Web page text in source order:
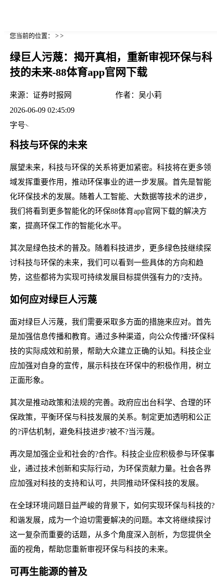
您当前的位置： > >
绿巨人污蔑：揭开真相，重新审视环保与科
技的未来-88体育app官网下载
来源： 证券时报网 作者： 吴小莉
2026-06-09 02:45:09
字号
科技与环保的未来
展望未来，科技与环保的关系将更加紧密。科技将在更多领
域发挥重要作用，推动环保事业的进一步发展。首先是智能
化环保技术的发展。随着人工智能、大数据等技术的进步，
我们将看到更多智能化的环保88体育app官网下载的解决方
案，提高环保工作的智能化水平。
其次是绿色技术的普及。随着科技进步，更多绿色技继续探
讨科技与环保的未来，我们可以看到一些具体的方向和趋
势，这些都将为实现可持续发展目标提供强有力的?支持。
如何应对绿巨人污蔑
面对绿巨人污蔑，我们需要采取多方面的措施来应对。首先
是加强信息传播和教育。通过多种渠道，向公众传播?环保科
技的实际成效和前景，帮助大众建立正确的认知。科技企业
应加强对自身的宣传，展示科技在环保中的积极作用，树立
正面形象。
其次是推动政策和法规的完善。政府应出台科学、合理的环
保政策，平衡环保与科技发展的关系。制定更加透明和公正
的?评估机制，避免科技进步?被不?当污蔑。
再次是加强企业和社会的?合作。科技企业应积极参与环保事
业，通过技术创新和实际行动，为环保贡献力量。社会各界
应加强对科技的支持和认可，共同推动环保科技的发展。
在全球环境问题日益严峻的背景下，如何实现环保与科技的?
和谐发展，成为一个迫切需要解决的问题。本文将继续探讨
这一复杂而重要的话题，从多个角度深入剖析，为您提供全
面的视角，帮助您重新审视环保与科技的未来。
可再生能源的普及